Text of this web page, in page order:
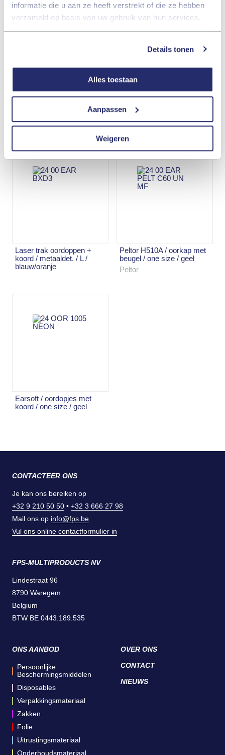
informatie die u aan ze heeft verstrekt of die ze hebben
verzameld op basis van uw gebruik van hun services.
Details tonen
Alles toestaan
Aanpassen
Weigeren
oxxa sana 8027 /
blauw
maskerstrips / metaaldet. /
one size / blauw
laser trak oordoppen +
koord / metaaldet. / L /
blauw/oranje
peltor H510A / oorkap met
beugel / one size / geel
Peltor
earsoft / oordopjes met
koord / one size / geel
CONTACTEER ONS
Je kan ons bereiken op
+32 9 210 50 50 • +32 3 666 27 98
Mail ons op info@fps.be
Vul ons online contactformulier in
FPS-MULTIPRODUCTS NV
Lindestraat 96
8790 Waregem
Belgium
BTW BE 0443.189.535
ONS AANBOD
Persoonlijke
Beschermingsmiddelen
Disposables
Verpakkingsmateriaal
Zakken
Folie
Uitrustingsmateriaal
Onderhoudsmateriaal
OVER ONS
CONTACT
NIEUWS